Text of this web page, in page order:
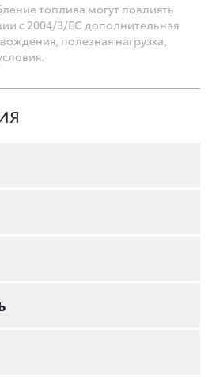
топлива могут повлиять
с 2004/3/ЕС дополнительная
полезная нагрузка,